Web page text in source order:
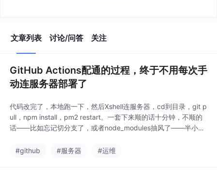
文章列表 讨论/问答 关注
GitHub Actions配通的过程，终于不用每次手
动连服务器部署了
代码改完了，本地跑一下，然后Xshell连服务器，cd到目录，git p
ull，npm install，pm2 restart。一套下来顺的话十分钟，不顺的
话——比如忘记切分支了，或者node_modules抽风了——半小时
用的ztopcloud，开机器快，不用实名绑卡，微信支付宝都行，装
#github #服务器 #运维